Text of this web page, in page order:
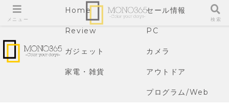
Home セール情報
Review PC
ガジェット カメラ
家電・雑貨 アウトドア
プログラム/Web
メニュー 検索